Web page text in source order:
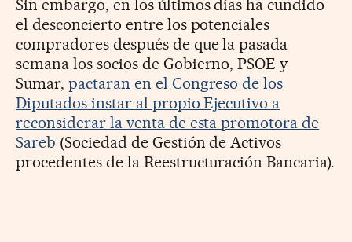
Sin embargo, en los últimos días ha cundido
el desconcierto entre los potenciales
compradores después de que la pasada
semana los socios de Gobierno, PSOE y
Sumar, pactaran en el Congreso de los
Diputados instar al propio Ejecutivo a
reconsiderar la venta de esta promotora de
Sareb (Sociedad de Gestión de Activos
procedentes de la Reestructuración Bancaria).